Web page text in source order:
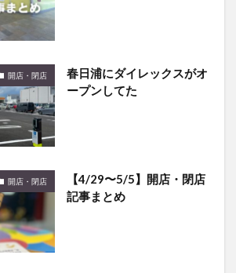
開店・閉店
春日浦にダイレックスがオ
ープンしてた
開店・閉店
【4/29〜5/5】開店・閉店
記事まとめ